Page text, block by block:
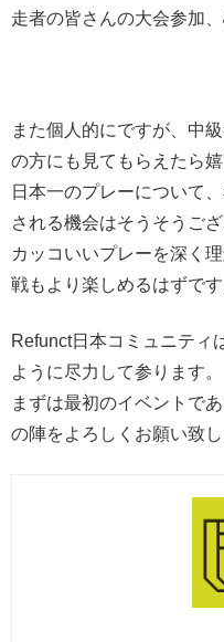
走者の皆さんの大会参加
また個人的にですが、中
の方にも見てもらえたら嬉
日本一のプレーについて
される機会はそうそうござ
カッコいいプレーを深く
戦もより楽しめるはずで
Refunct日本コミュニティ
ように尽力して参ります。
まずは最初のイベントで
の陣をよろしくお願い致し